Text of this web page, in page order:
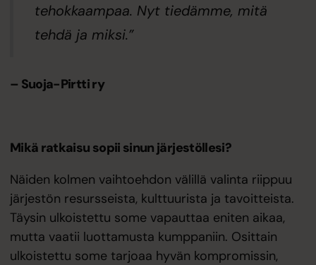
tehokkaampaa. Nyt tiedämme, mitä
tehdä ja miksi.”
– Suoja-Pirtti ry
Mikä ratkaisu sopii sinun järjestöllesi?
Näiden kolmen vaihtoehdon välillä valinta riippuu
järjestön resursseista, kulttuurista ja tavoitteista.
Täysin ulkoistettu some vapauttaa eniten aikaa,
mutta vaatii luottamusta kumppaniin. Osittain
ulkoistettu some tarjoaa hyvän kompromissin,